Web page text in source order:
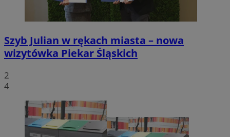
Szyb Julian w rękach miasta – nowa
wizytówka Piekar Śląskich
2
4